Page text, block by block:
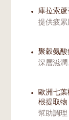
庫拉索
提供疲累
聚穀氨酸
深層滋潤
歐洲七
根提取物
幫助調理